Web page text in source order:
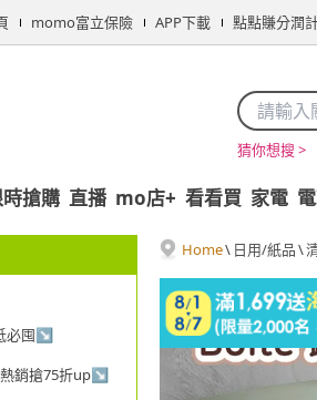
momo富立保險 APP下載 點點賺分潤
猜你想搜 >
搶購 直播 mo店+ 看看買 家電
必囤↘
銷搶75折up↘
Home\ 日用/紙品\